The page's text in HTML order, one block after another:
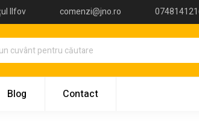
Ilfov comenzi@jno.ro
Blog Contact